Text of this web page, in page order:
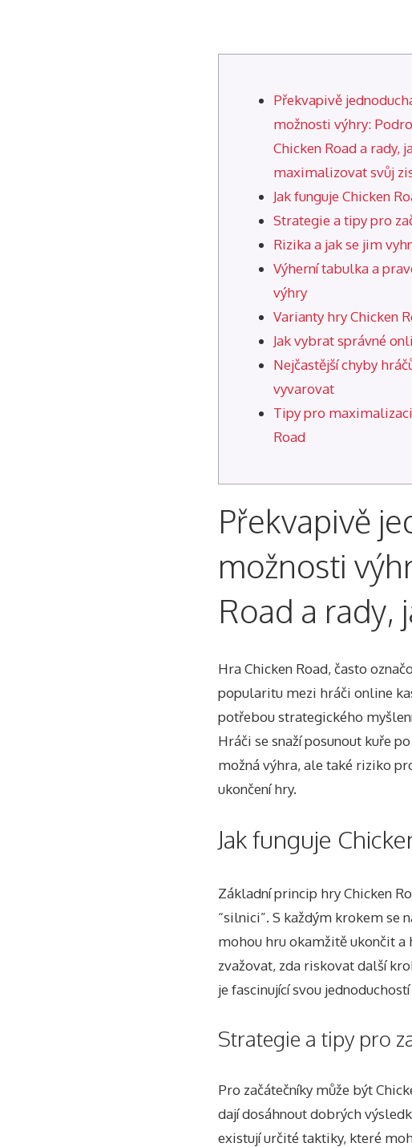
Překvapivě
možnosti výhry:
Chicken Road a rady,
maximalizovat svůj
Jak funguje Chicken
Strategie a tipy pro
Rizika a jak se jim
Výherní tabulka a
výhry
Varianty hry Chicken
Jak vybrat správné
Nejčastější chyby
vyvarovat
Tipy pro
Road
Překvapivě
možnosti
Road a rady,
Hra Chicken Road, často
popularitu mezi hráči online
potřebou strategického
Hráči se snaží posunout kuře
možná výhra, ale také riziko
ukončení hry.
Jak funguje
Základní princip hry Chicken
“silnici”. S každým krokem se
mohou hru okamžitě ukončit a
zvažovat, zda riskovat další
je fascinující svou
Strategie a tipy pro
Pro začátečníky může být
dají dosáhnout dobrých
existují určité taktiky, které